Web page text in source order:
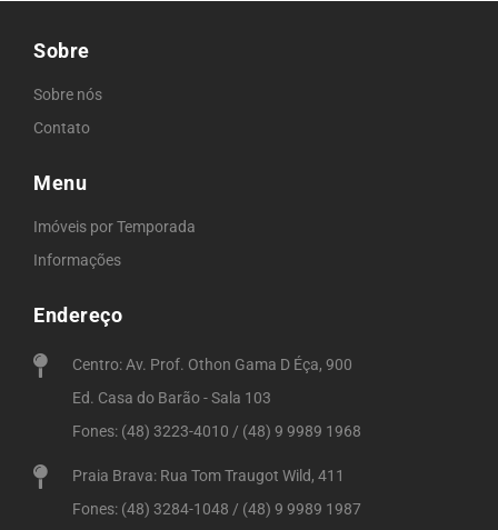
Sobre
Sobre nós
Contato
Menu
Imóveis por Temporada
Informações
Endereço
Centro: Av. Prof. Othon Gama D Éça, 900
Ed. Casa do Barão - Sala 103
Fones: (48) 3223-4010 / (48) 9 9989 1968
Praia Brava: Rua Tom Traugot Wild, 411
Fones: (48) 3284-1048 / (48) 9 9989 1987